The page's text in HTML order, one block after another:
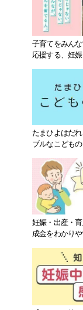
子育てをみん
応援する、妊
たまひよはだ
ブルなこども
妊娠・出産・
成金をわかり